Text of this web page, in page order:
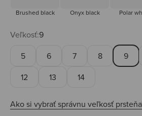
Brushed black Onyx black Polar
Veľkosť:9
5
6 7 8 9
12
13 14
Ako si vybrať správnu veľkosť